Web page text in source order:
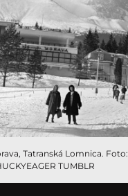
Tatranská Lomnica. Foto:
TUMBLR